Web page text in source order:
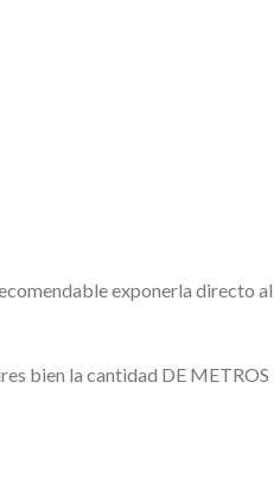
exponerla directo al
bien la cantidad DE METROS